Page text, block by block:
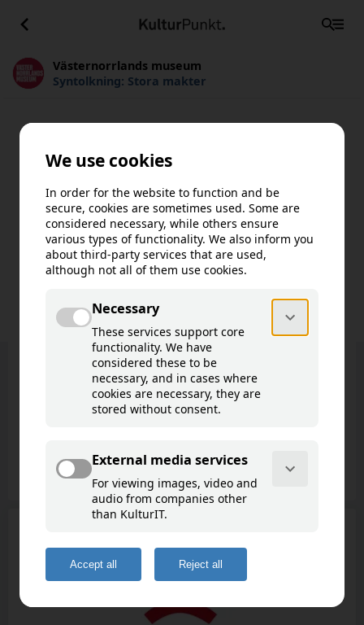
Västernorrlands museum
Syntolkning: Stora makter
Västernorrlands museum
Syntolkning: Stora makter
Det här är en syntolkning och audioguide av
utställningen Stora makter. Den består av 8